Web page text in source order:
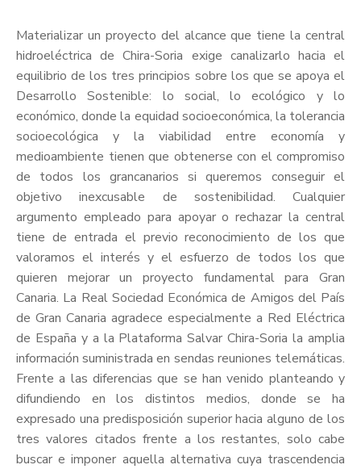
Materializar un proyecto del alcance que tiene la central
hidroeléctrica de Chira-Soria exige canalizarlo hacia el
equilibrio de los tres principios sobre los que se apoya el
Desarrollo Sostenible: lo social, lo ecológico y lo
económico, donde la equidad socioeconómica, la tolerancia
socioecológica y la viabilidad entre economía y
medioambiente tienen que obtenerse con el compromiso
de todos los grancanarios si queremos conseguir el
objetivo inexcusable de sostenibilidad. Cualquier
argumento empleado para apoyar o rechazar la central
tiene de entrada el previo reconocimiento de los que
valoramos el interés y el esfuerzo de todos los que
quieren mejorar un proyecto fundamental para Gran
Canaria. La Real Sociedad Económica de Amigos del País
de Gran Canaria agradece especialmente a Red Eléctrica
de España y a la Plataforma Salvar Chira-Soria la amplia
información suministrada en sendas reuniones telemáticas.
Frente a las diferencias que se han venido planteando y
difundiendo en los distintos medios, donde se ha
expresado una predisposición superior hacia alguno de los
tres valores citados frente a los restantes, solo cabe
buscar e imponer aquella alternativa cuya trascendencia